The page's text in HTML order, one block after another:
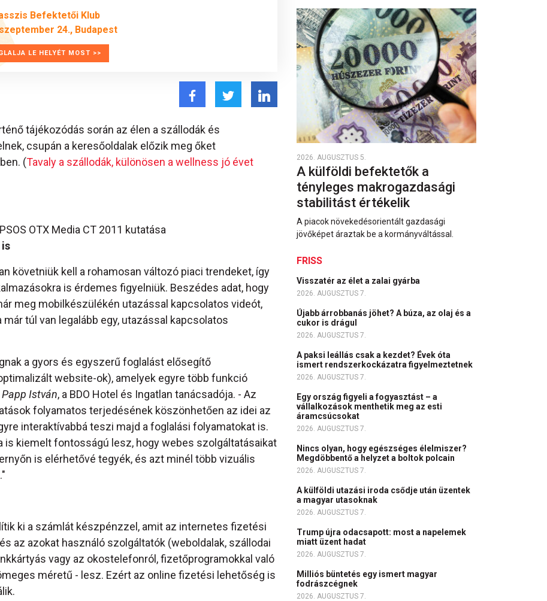
Befektetői Klub
24., Budapest
LE HELYÉT MOST >>
tájékozódás során az élen a szállodák és
csupán a keresőoldalak előzik meg őket
(Tavaly a szállodák, különösen a wellness jó évet
OTX Media CT 2011 kutatása
követniük kell a rohamosan változó piaci trendeket, így
is érdemes figyelniük. Beszédes adat, hogy
meg mobilkészülékén utazással kapcsolatos videót,
túl van legalább egy, utazással kapcsolatos
a gyors és egyszerű foglalást elősegítő
website-ok), amelyek egyre több funkció
Papp István, a BDO Hotel és Ingatlan tanácsadója. - Az
folyamatos terjedésének köszönhetően az idei az
interaktívabbá teszi majd a foglalási folyamatokat is.
is kiemelt fontosságú lesz, hogy webes szolgáltatásaikat
is elérhetővé tegyék, és azt minél több vizuális
ki a számlát készpénzzel, amit az internetes fizetési
az azokat használó szolgáltatók (weboldalak, szállodai
vagy az okostelefonról, fizetőprogramokkal való
méretű - lesz. Ezért az online fizetési lehetőség is
2026. AUGUSZTUS 5.
A külföldi befektetők a
tényleges makrogazdasági
stabilitást értékelik
A piacok növekedésorientált gazdasági
jövőképet áraztak be a kormányváltással.
FRISS
Visszatér az élet a zalai gyárba
2026. AUGUSZTUS 7.
Újabb árrobbanás jöhet? A búza, az olaj és a
cukor is drágul
2026. AUGUSZTUS 7.
A paksi leállás csak a kezdet? Évek óta
ismert rendszerkockázatra figyelmeztetnek
2026. AUGUSZTUS 7.
Egy ország figyeli a fogyasztást – a
vállalkozások menthetik meg az esti
áramcsúcsokat
2026. AUGUSZTUS 7.
Nincs olyan, hogy egészséges élelmiszer?
Megdöbbentő a helyzet a boltok polcain
2026. AUGUSZTUS 7.
A külföldi utazási iroda csődje után üzentek
a magyar utasoknak
2026. AUGUSZTUS 7.
Trump újra odacsapott: most a napelemek
miatt üzent hadat
2026. AUGUSZTUS 7.
Milliós büntetés egy ismert magyar
fodrászcégnek
2026. AUGUSZTUS 7.